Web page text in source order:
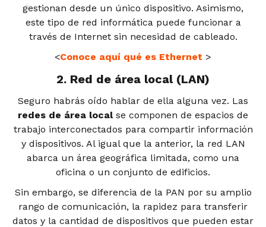
gestionan desde un único dispositivo. Asimismo,
este tipo de red informática puede funcionar a
través de Internet sin necesidad de cableado.
<Conoce aquí qué es Ethernet >
2. Red de área local (LAN)
Seguro habrás oído hablar de ella alguna vez. Las
redes de área local se componen de espacios de
trabajo interconectados para compartir información
y dispositivos. Al igual que la anterior, la red LAN
abarca un área geográfica limitada, como una
oficina o un conjunto de edificios.
Sin embargo, se diferencia de la PAN por su amplio
rango de comunicación, la rapidez para transferir
datos y la cantidad de dispositivos que pueden estar